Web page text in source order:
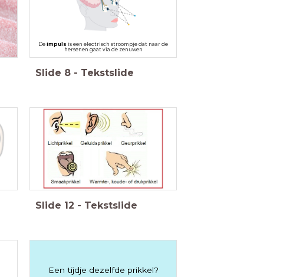
De impuls is een electrisch stroompje dat naar de
hersenen gaat via de zenuwen
Slide 8 - Tekstslide
Slide 12 - Tekstslide
Een tijdje dezelfde prikkel?